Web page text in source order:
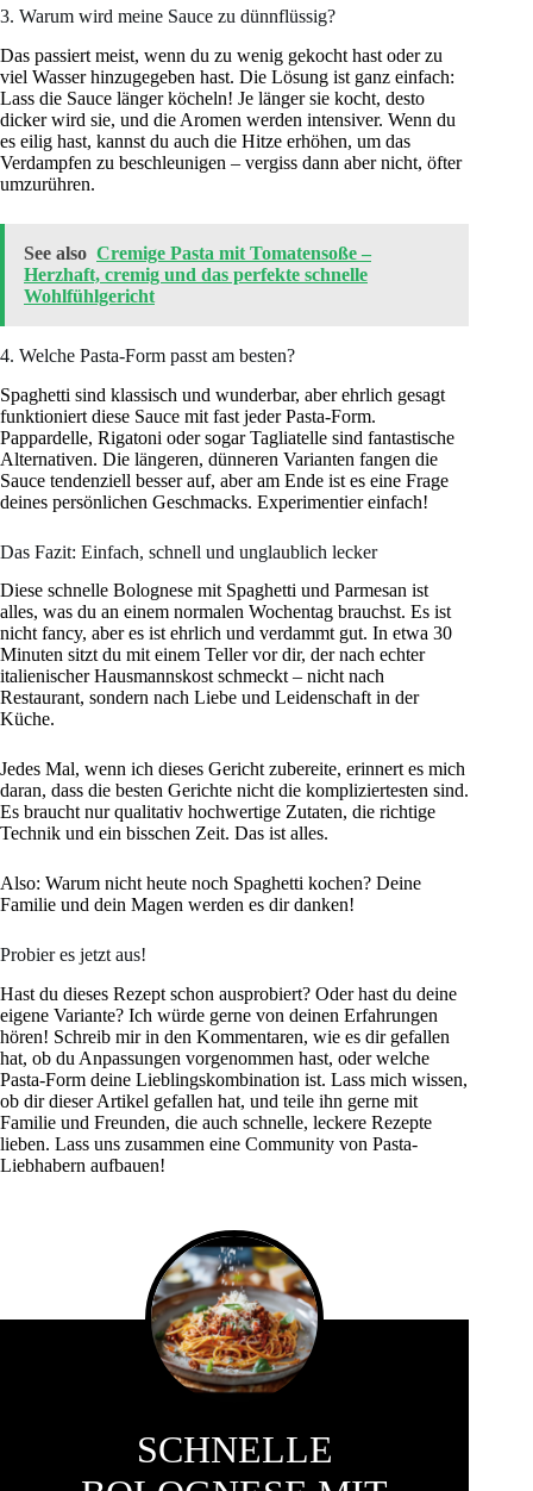
3. Warum wird meine Sauce zu dünnflüssig?
Das passiert meist, wenn du zu wenig gekocht hast oder zu
viel Wasser hinzugegeben hast. Die Lösung ist ganz einfach:
Lass die Sauce länger köcheln! Je länger sie kocht, desto
dicker wird sie, und die Aromen werden intensiver. Wenn du
es eilig hast, kannst du auch die Hitze erhöhen, um das
Verdampfen zu beschleunigen – vergiss dann aber nicht, öfter
umzurühren.
See also Cremige Pasta mit Tomatensoße –
Herzhaft, cremig und das perfekte schnelle
Wohlfühlgericht
4. Welche Pasta-Form passt am besten?
Spaghetti sind klassisch und wunderbar, aber ehrlich gesagt
funktioniert diese Sauce mit fast jeder Pasta-Form.
Pappardelle, Rigatoni oder sogar Tagliatelle sind fantastische
Alternativen. Die längeren, dünneren Varianten fangen die
Sauce tendenziell besser auf, aber am Ende ist es eine Frage
deines persönlichen Geschmacks. Experimentier einfach!
Das Fazit: Einfach, schnell und unglaublich lecker
Diese schnelle Bolognese mit Spaghetti und Parmesan ist
alles, was du an einem normalen Wochentag brauchst. Es ist
nicht fancy, aber es ist ehrlich und verdammt gut. In etwa 30
Minuten sitzt du mit einem Teller vor dir, der nach echter
italienischer Hausmannskost schmeckt – nicht nach
Restaurant, sondern nach Liebe und Leidenschaft in der
Küche.
Jedes Mal, wenn ich dieses Gericht zubereite, erinnert es mich
daran, dass die besten Gerichte nicht die kompliziertesten sind.
Es braucht nur qualitativ hochwertige Zutaten, die richtige
Technik und ein bisschen Zeit. Das ist alles.
Also: Warum nicht heute noch Spaghetti kochen? Deine
Familie und dein Magen werden es dir danken!
Probier es jetzt aus!
Hast du dieses Rezept schon ausprobiert? Oder hast du deine
eigene Variante? Ich würde gerne von deinen Erfahrungen
hören! Schreib mir in den Kommentaren, wie es dir gefallen
hat, ob du Anpassungen vorgenommen hast, oder welche
Pasta-Form deine Lieblingskombination ist. Lass mich wissen,
ob dir dieser Artikel gefallen hat, und teile ihn gerne mit
Familie und Freunden, die auch schnelle, leckere Rezepte
lieben. Lass uns zusammen eine Community von Pasta-
Liebhabern aufbauen!
SCHNELLE